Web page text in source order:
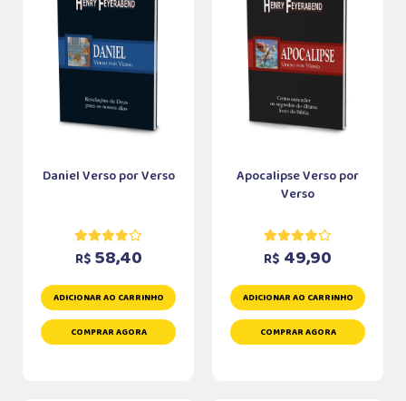
Daniel Verso por Verso
R$ 58,40
ADICIONAR AO CARRINHO
COMPRAR AGORA
Apocalipse Verso por
Verso
R$ 49,90
ADICIONAR AO CARRINHO
COMPRAR AGORA